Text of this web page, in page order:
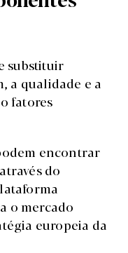
substituir
a qualidade e a
fatores
encontrar
do
o mercado
europeia da